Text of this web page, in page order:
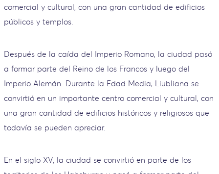
comercial y cultural, con una gran cantidad de edificios
públicos y templos.
Después de la caída del Imperio Romano, la ciudad pasó
a formar parte del Reino de los Francos y luego del
Imperio Alemán. Durante la Edad Media, Liubliana se
convirtió en un importante centro comercial y cultural, con
una gran cantidad de edificios históricos y religiosos que
todavía se pueden apreciar.
En el siglo XV, la ciudad se convirtió en parte de los